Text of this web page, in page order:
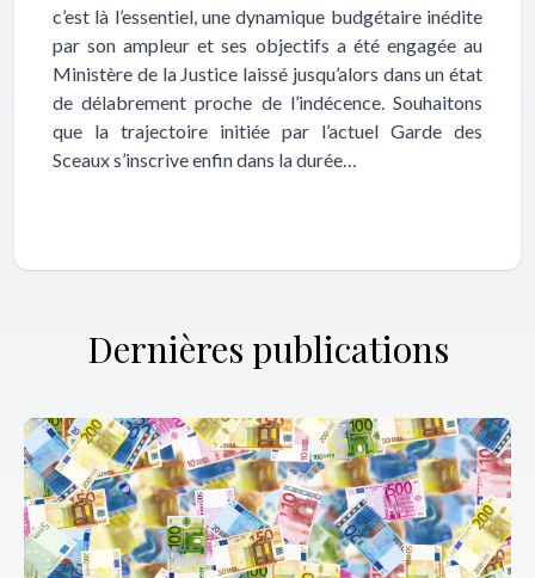
c’est là l’essentiel, une dynamique budgétaire inédite
par son ampleur et ses objectifs a été engagée au
Ministère de la Justice laissé jusqu’alors dans un état
de délabrement proche de l’indécence. Souhaitons
que la trajectoire initiée par l’actuel Garde des
Sceaux s’inscrive enfin dans la durée…
Dernières publications